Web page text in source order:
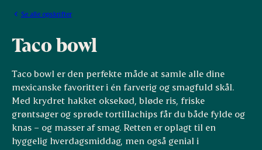
Se alle opskrifter
Taco bowl
Taco bowl er den perfekte måde at samle alle dine
mexicanske favoritter i én farverig og smagfuld skål.
Med krydret hakket oksekød, bløde ris, friske
grøntsager og sprøde tortillachips får du både fylde og
knas – og masser af smag. Retten er oplagt til en
hyggelig hverdagsmiddag, men også genial i